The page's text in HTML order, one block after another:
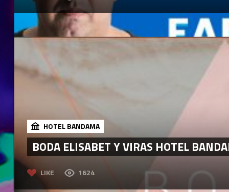
HOTEL BANDAMA
BODA ELISABET Y VIRAS HOTEL
LIKE 1624